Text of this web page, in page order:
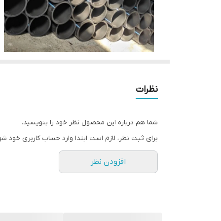
نظرات
شما هم درباره این محصول نظر خود را بنویسید.
برای ثبت نظر، لازم است ابتدا وارد حساب کاربری خود
افزودن نظر